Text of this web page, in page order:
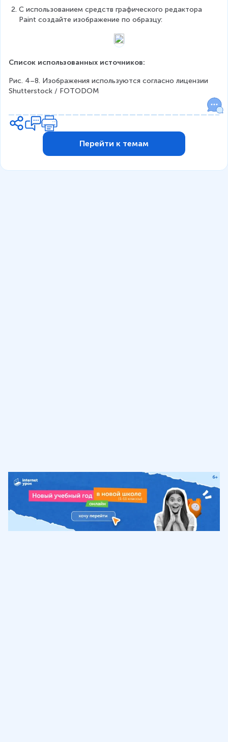
С использованием средств графического редактора
Paint создайте изображение по образцу:
Список использованных источников:
Рис. 4–8. Изображения используются согласно лицензии
Shutterstock / FOTODOM
Перейти к темам